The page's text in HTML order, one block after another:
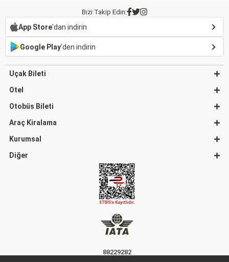
Bizi Takip Edin:
App Store'dan indirin
Google Play'den indirin
Uçak Bileti
Otel
Otobüs Bileti
Araç Kiralama
Kurumsal
Diğer
88229282